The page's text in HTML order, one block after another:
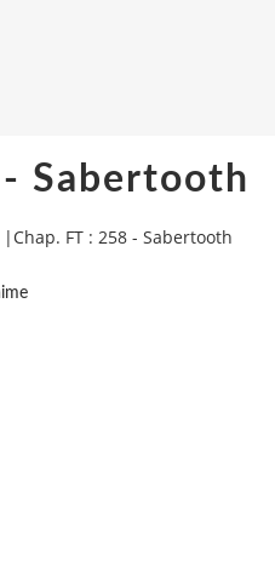
- Sabertooth
|Chap. FT : 258 - Sabertooth